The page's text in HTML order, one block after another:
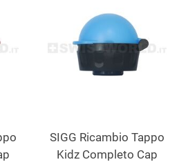
SIGG Ricambio Tappo
Kidz Completo Cap